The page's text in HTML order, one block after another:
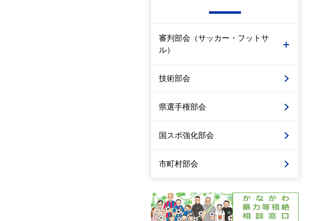
審判部会（サッカー・フットサ
ル）
技術部会
県選手権部会
国スポ強化部会
市町村部会